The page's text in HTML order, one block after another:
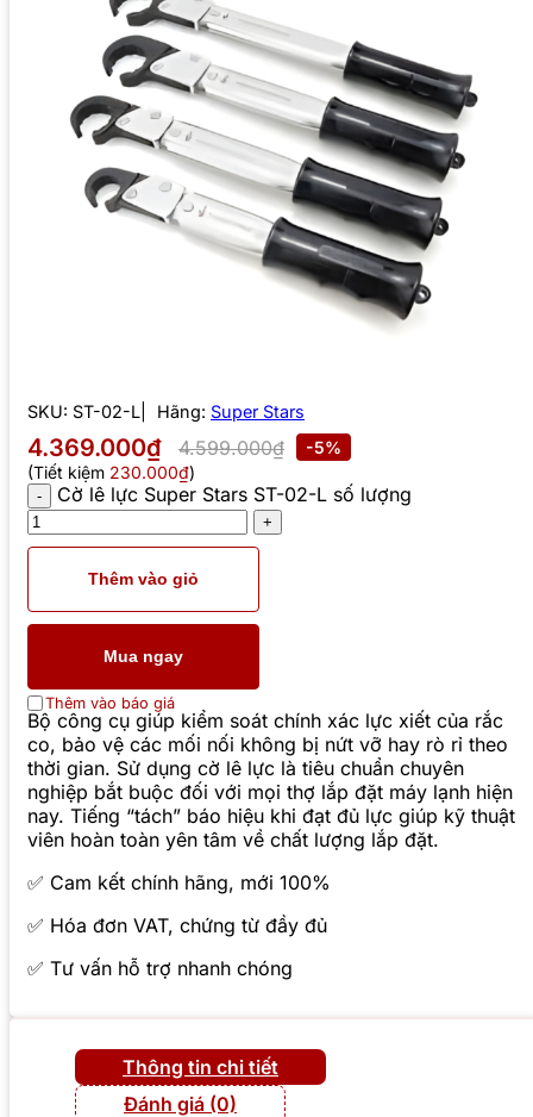
SKU: ST-02-L Hãng: Super Stars
4.369.000₫ 4.599.000₫
-5%
(Tiết kiệm 230.000₫)
Cờ lê lực Super Stars ST-02-L số lượng
Thêm vào giỏ
Mua ngay
Thêm vào báo giá
Bộ công cụ giúp kiểm soát chính xác lực xiết của rắc
co, bảo vệ các mối nối không bị nứt vỡ hay rò rỉ theo
thời gian. Sử dụng cờ lê lực là tiêu chuẩn chuyên
nghiệp bắt buộc đối với mọi thợ lắp đặt máy lạnh hiện
nay. Tiếng “tách” báo hiệu khi đạt đủ lực giúp kỹ thuật
viên hoàn toàn yên tâm về chất lượng lắp đặt.
✅ Cam kết chính hãng, mới 100%
✅ Hóa đơn VAT, chứng từ đầy đủ
✅ Tư vấn hỗ trợ nhanh chóng
Thông tin chi tiết
Đánh giá (0)